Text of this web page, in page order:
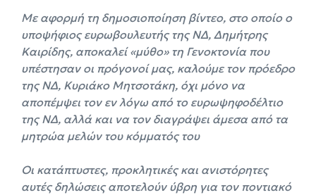
Με αφορμή τη δημοσιοποίηση βίντεο, στο οποίο ο
υποψήφιος ευρωβουλευτής της ΝΔ, Δημήτρης
Καιρίδης, αποκαλεί «μύθο» τη Γενοκτονία που
υπέστησαν οι πρόγονοί μας, καλούμε τον πρόεδρο
της ΝΔ, Κυριάκο Μητσοτάκη, όχι μόνο να
αποπέμψει τον εν λόγω από το ευρωψηφοδέλτιο
της ΝΔ, αλλά και να τον διαγράψει άμεσα από τα
μητρώα μελών του κόμματός του
Οι κατάπτυστες, προκλητικές και ανιστόρητες
αυτές δηλώσεις αποτελούν ύβρη για τον ποντιακό